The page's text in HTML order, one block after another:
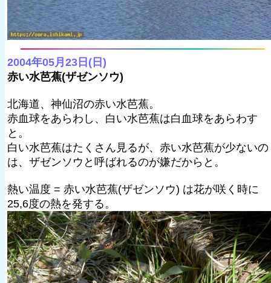
2004年05月23日(日)
赤い水芭蕉(ザゼンソウ)
北海道、神仙沼の赤い水芭蕉。
赤血球をあらわし、白い水芭蕉は白血球をあらわす
と。
白い水芭蕉はたくさん見るが、赤い水芭蕉が少ないの
は、ザゼンソウと呼ばれるのが嫌だからと。
熱い温度 = 赤い水芭蕉(ザゼンソウ) は花が咲く時に
25,6度の熱を発する。